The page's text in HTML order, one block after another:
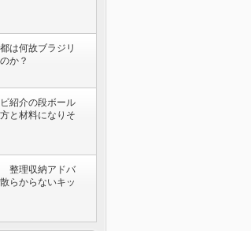
は何故ブラジリ
か？
紹介の段ボール
と材料になりそ
整理収納アドバ
らからないキッ